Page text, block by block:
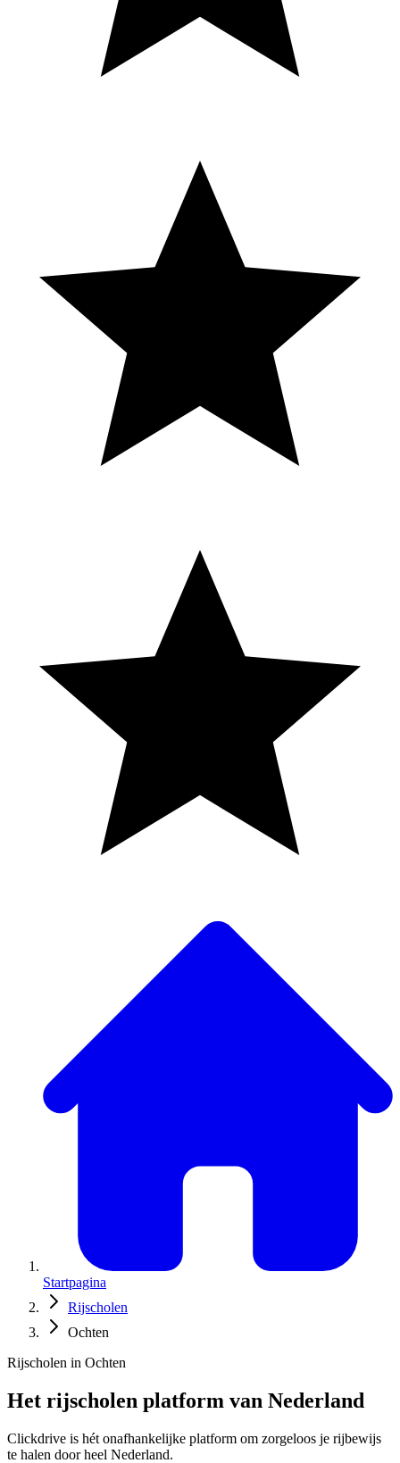
Startpagina
Rijscholen
Ochten
Rijscholen in Ochten
Het rijscholen platform van Nederland
Clickdrive is hét onafhankelijke platform om zorgeloos je rijbewijs
te halen door heel Nederland.